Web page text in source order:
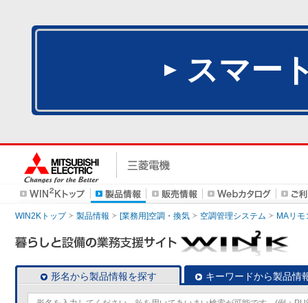
スマー
WIN2Kトップ 製品情報 [業務用]空調・換気 空調管理システム MAリモ
形名から製品情報を探す キーワードから製品情